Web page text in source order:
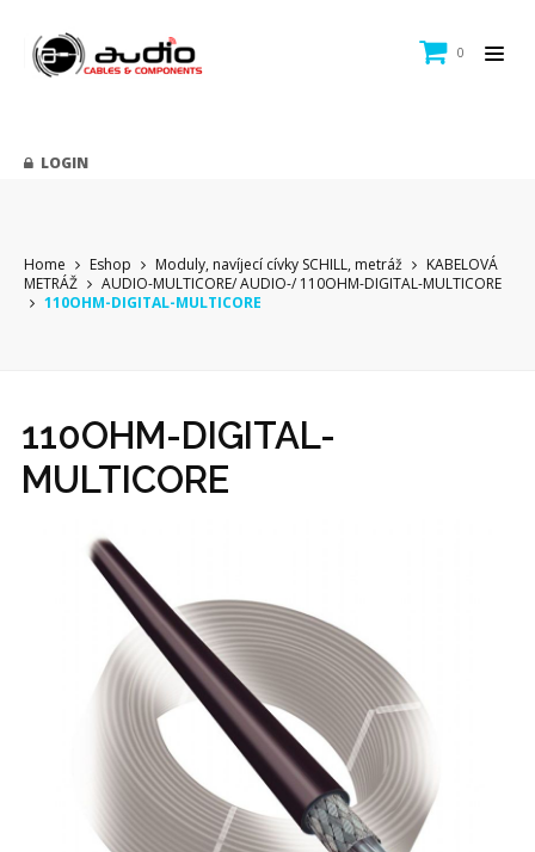
0
LOGIN
Home Eshop Moduly, navíjecí cívky SCHILL, metráž
KABELOVÁ
METRÁŽ
AUDIO-MULTICORE/ AUDIO-/ 110OHM-DIGITAL-MULTICORE
110OHM-DIGITAL-MULTICORE
110OHM-DIGITAL-
MULTICORE